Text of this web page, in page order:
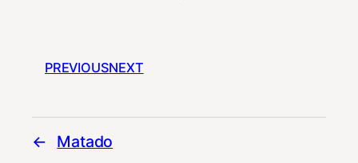
PREVIOUSNEXT
Matado